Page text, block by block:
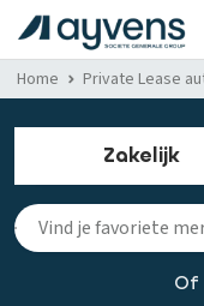
Home Private Lease
Zakelijk
Of